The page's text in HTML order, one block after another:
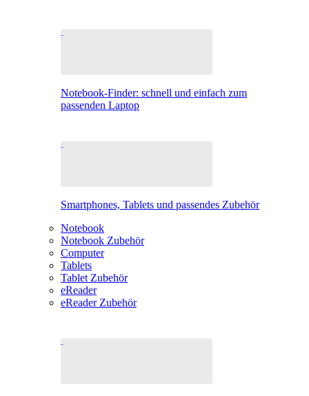
Notebook-Finder: schnell und einfach zum
passenden Laptop
Smartphones, Tablets und passendes Zubehör
Notebook
Notebook Zubehör
Computer
Tablets
Tablet Zubehör
eReader
eReader Zubehör